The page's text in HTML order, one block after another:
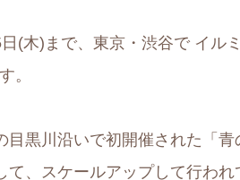
(木)まで、東京・渋谷で イル
。
黒川沿いで初開催された「青
、スケールアップして行われ